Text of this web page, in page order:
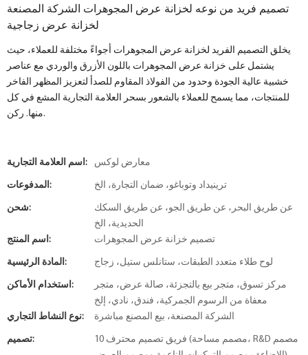
تصميم فريد من نوعه لخزانة عرض المجوهرات الشركة المصنعة
لخزانة عرض زجاجية
يخلق التصميم الفريد لخزانة عرض المجوهرات أجواءً مختلفة للعملاء، حيث
يشتمل على خزانة عرض المجوهرات باللون الأزرق والوردي مع عناصر
خشبية عالية الجودة وحدود من الفولاذ المقاوم للصدأ لتعزيز المظهر الفاخر
للمنتجات، مما يسمح للعملاء بالشعور بسحر العلامة التجارية المشع في كل
منها. ركن.
اسم العلامة التجارية: معارض لوكس
المدفوعات: ترينيداد وتوباغو، ضمان التجارة، الخ
شحن:
عن طريق البحر، عن طريق الجو، عن طريق السكك
الحديدية، الخ
اسم المنتج:
تصميم خزانة عرض المجوهرات
المادة الرئيسية: لوح طلاء متعدد الطبقات، ستانلس ستيل، زجاج
استخدام الأماكن:
مركز تسوق، متجر بيع بالتجزئة، صالة عرض، متجر
معفاة من الرسوم الجمركية، فندق، نادي، إلخ
نوع النشاط التجاري:
الشركة المصنعة، بيع المصنع مباشرة
تصميم:
10 فريق تصميم محترف (مصمم مساحة، R&D مصمم